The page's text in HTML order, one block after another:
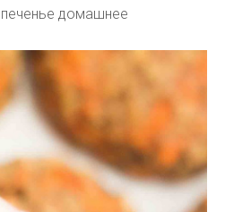
домашнее